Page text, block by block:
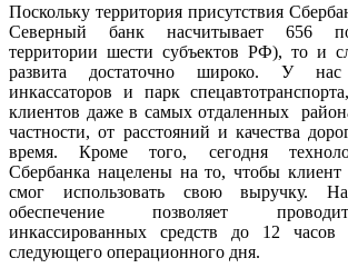
Поскольку территория присутствия
Северный банк насчитывает 656
территории шести субъектов РФ), то и
развита достаточно широко. У
инкассаторов и парк
клиентов даже в самых отдаленных
частности, от расстояний и качества
время. Кроме того, сегодня
Сбербанка нацелены на то, чтобы
смог использовать свою выручку.
обеспечение позволяет
инкассированных средств до 12
следующего операционного дня.